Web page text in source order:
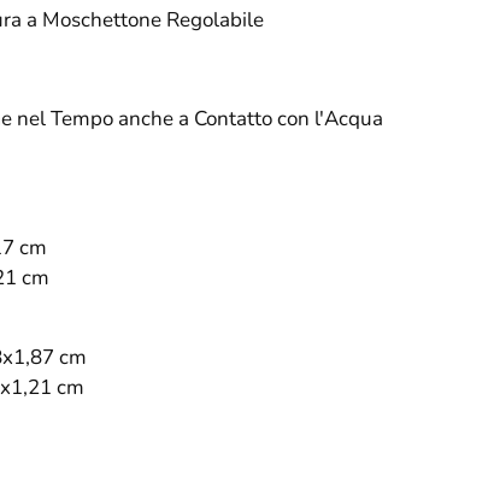
a Moschettone Regolabile
nel Tempo anche a Contatto con l'Acqua
cm
cm
cm
cm